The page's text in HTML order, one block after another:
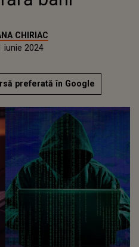
CHIRIAC
iunie 2024
preferată în Google